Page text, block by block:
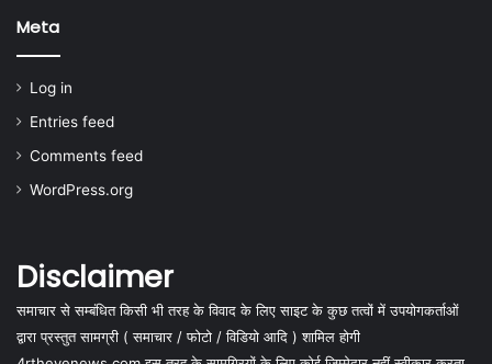
Meta
Log in
Entries feed
Comments feed
WordPress.org
Disclaimer
समाचार से सम्बंधित किसी भी तरह के विवाद के लिए साइट के कुछ तत्वों में उपयोगकर्ताओं
द्वारा प्रस्तुत सामग्री ( समाचार / फोटो / विडियो आदि ) शामिल होगी